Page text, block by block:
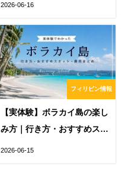
2026-06-16
フィリピン情報
【実体験】ボラカイ島の楽し
み方｜行き方・おすすめスポ
2026-06-15